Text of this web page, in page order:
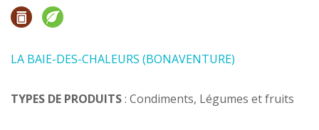
LA BAIE-DES-CHALEURS (BONAVENTURE)
TYPES DE PRODUITS: Condiments, Légumes et fruits